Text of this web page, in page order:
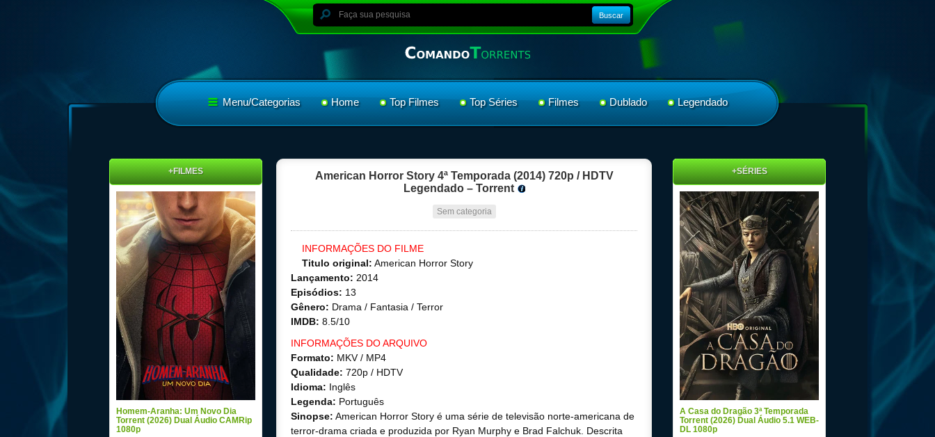
Buscar
Menu/Categorias Home Top Filmes Top Séries Filmes Dublado Legendado
American Horror Story 4ª Temporada (2014) 720p / HDTV
Legendado – Torrent
Sem categoria
INFORMAÇÕES DO FILME
Titulo original: American Horror Story
Lançamento: 2014
Episódios: 13
Gênero: Drama / Fantasia / Terror
IMDB: 8.5/10
INFORMAÇÕES DO ARQUIVO
Formato: MKV / MP4
Qualidade: 720p / HDTV
Idioma: Inglês
Legenda: Português
Sinopse: American Horror Story é uma série de televisão norte-americana de
terror-drama criada e produzida por Ryan Murphy e Brad Falchuk. Descrita
+FILMES
Homem-Aranha: Um Novo Dia
Torrent (2026) Dual Áudio CAMRip
1080p
+SÉRIES
A Casa do Dragão 3ª Temporada
Torrent (2026) Dual Áudio 5.1 WEB-
DL 1080p